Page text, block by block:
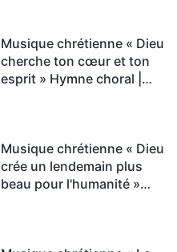
Musique chrétienne « Dieu
cherche ton cœur et ton
esprit » Hymne choral |
Musique chrétienne « Dieu
crée un lendemain plus
beau pour l'humanité »